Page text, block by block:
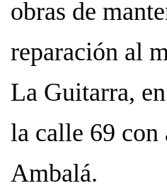
obras de
reparación al
La Guitarra,
la calle 69 con
Ambalá.